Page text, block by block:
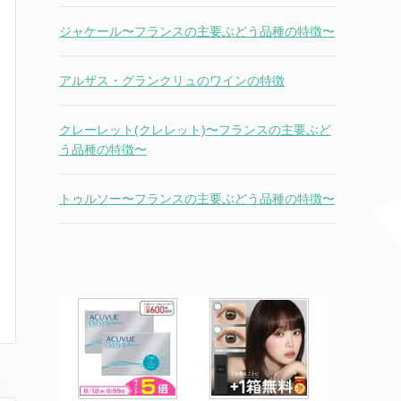
ジャケール〜フランスの主要ぶどう品種の特徴〜
アルザス・グランクリュのワインの特徴
クレーレット(クレレット)〜フランスの主要ぶど
う品種の特徴〜
トゥルソー〜フランスの主要ぶどう品種の特徴〜